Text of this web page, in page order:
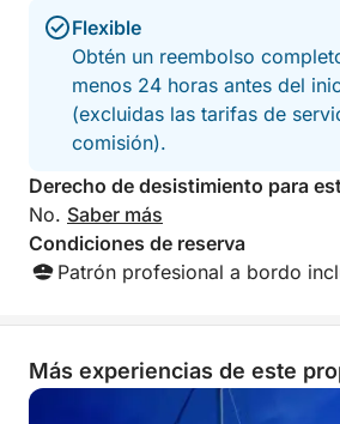
experiencia de relax junto al mar.
familias o viajeros solos, este
forma relajada y enriquecedora
por mar.
Flexible
Obtén un reembolso
menos 24 horas antes del
(excluidas las tarifas de
comisión).
Derecho de desistimiento para
No. Saber más
Condiciones de reserva
Patrón profesional a bordo
Más experiencias de este